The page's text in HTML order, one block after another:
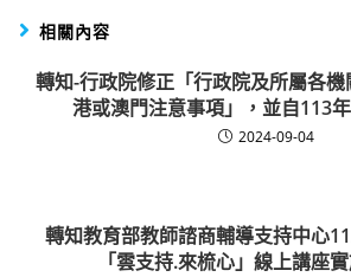
相關內容
轉知-行政院修正「行政院及所屬各
港或澳門注意事項」，並自113
2024-09-04
轉知教育部教師諮商輔導支持中心
「雲支持.來梳心」線上講座